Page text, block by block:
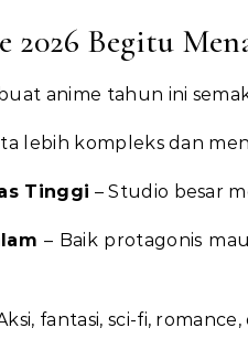
2026 Begitu
anime tahun ini
lebih kompleks dan
Tinggi – Studio besar
– Baik protagonis
fantasi, sci-fi,